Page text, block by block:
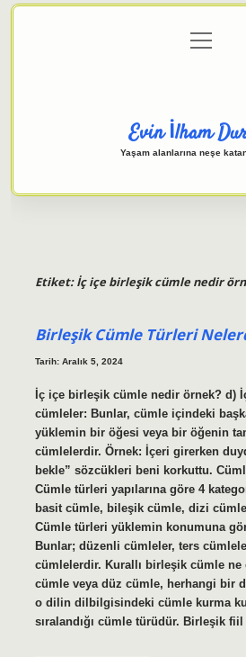
Gizlilik Politikası
menüyü
aç
Evin İlham
Yaşam alanlarına neşe
Etiket:İç içe birleşik cümle nedir
Birleşik Cümle Türleri
Tarih: Aralık 5, 2024
İç içe birleşik cümle nedir örnek? d)
cümleler: Bunlar, cümle içindeki
yüklemin bir öğesi veya bir öğenin
cümlelerdir. Örnek: İçeri girerken
bekle” sözcükleri beni korkuttu.
Cümle türleri yapılarına göre 4
basit cümle, bileşik cümle, dizi
Cümle türleri yüklemin konumuna
Bunlar; düzenli cümleler, ters
cümlelerdir. Kurallı birleşik cümle ne
cümle veya düz cümle, herhangi bir
o dilin dilbilgisindeki cümle kurma
sıralandığı cümle türüdür. Birleşik